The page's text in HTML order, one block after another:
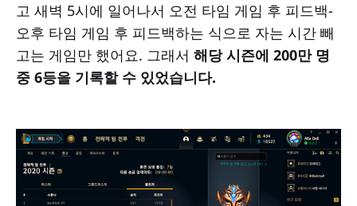
고 새벽 5시에 일어나서 오전 타임 게임 후 피드백-
오후 타임 게임 후 피드백하는 식으로 자는 시간 빼
고는 게임만 했어요. 그래서 해당 시즌에 200만 명
중 6등을 기록할 수 있었습니다.